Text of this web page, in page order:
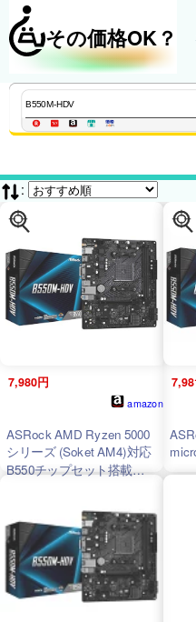
その価格OK？
:
7,980円
amazon
ASRock AMD Ryzen 5000
シリーズ (Soket AM4)対応
B550チップセット搭載
B550M-HDV